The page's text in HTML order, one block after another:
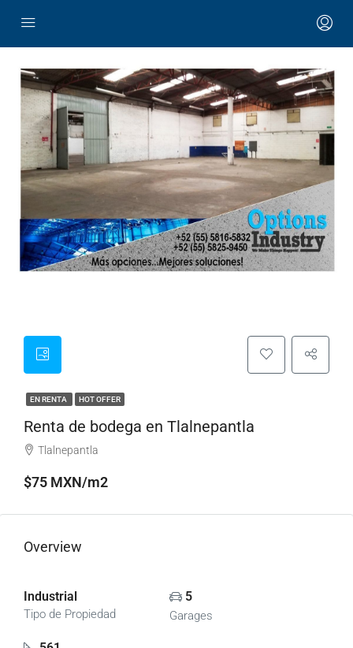
EN RENTA HOT OFFER
Renta de bodega en Tlalnepantla
Tlalnepantla
$75 MXN/m2
Overview
Industrial
Tipo de Propiedad
5
Garages